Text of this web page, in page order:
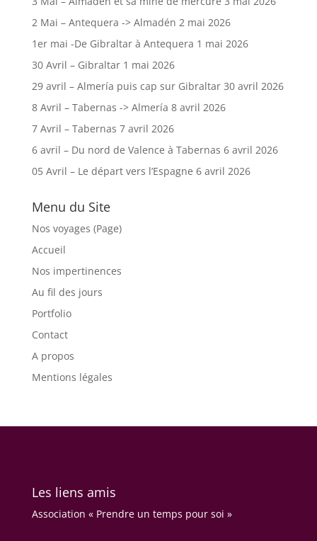
2 Mai – Antequera -> Almadén 2 mai 2026
1er mai -De Gibraltar à Antequera 1 mai 2026
30 Avril – Gibraltar 1 mai 2026
29 avril – Almería puis cap sur Gibraltar 30 avril 2026
8 Avril – Tabernas -> Almería 8 avril 2026
7 Avril – Tabernas 7 avril 2026
6 avril – Du nord de Valence à Tabernas 6 avril 2026
05 Avril – Le départ vers l’Espagne 6 avril 2026
Menu du Site
Nos voyages (Page)
Accueil
Nos impertinences
Au fil des jours
Portfolio
Contact
A propos
Mentions légales
Les liens amis
Association « Prendre un temps pour soi »